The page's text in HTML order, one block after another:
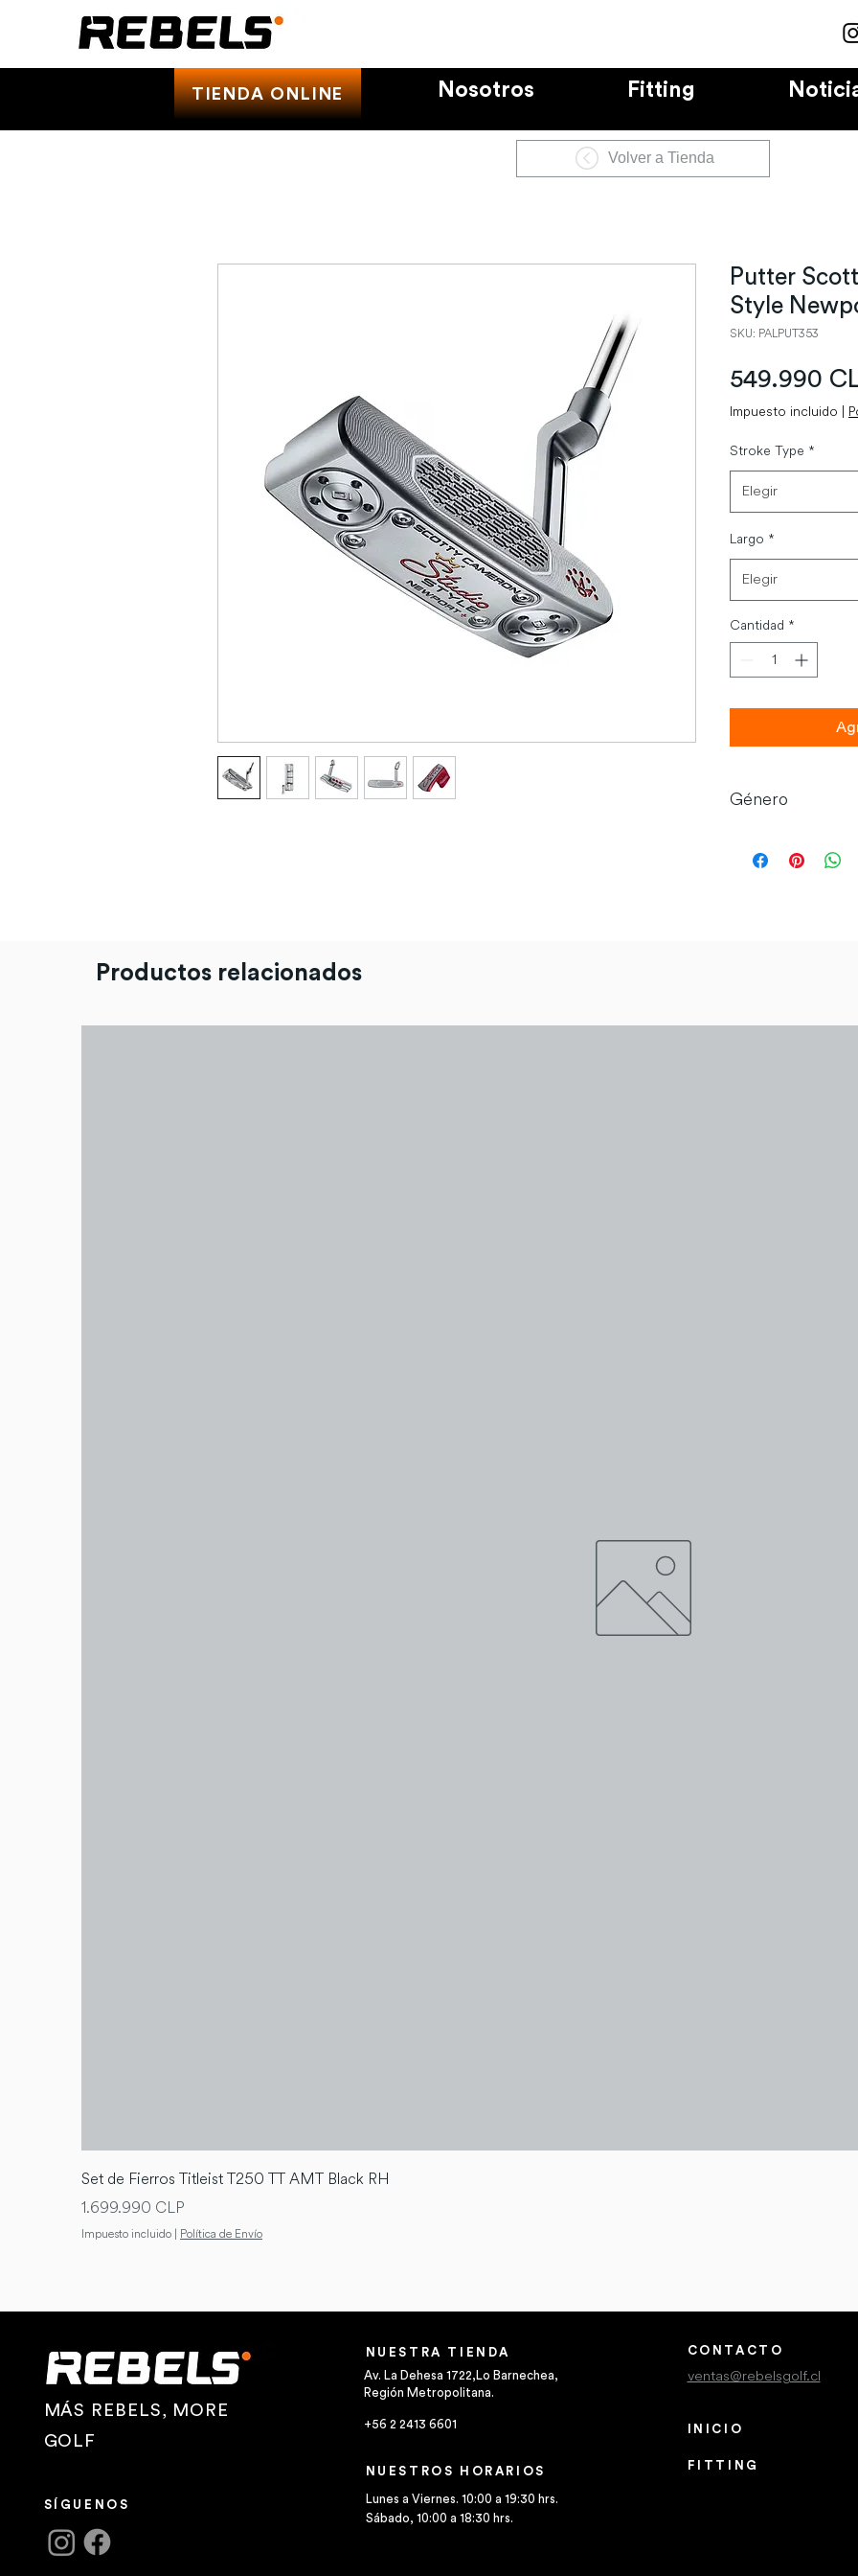
TIENDA ONLINE Nosotros Fitting
Putter
Style
SKU: PALPUT353
549.990
Impuesto incluido |
Stroke Type *
Elegir
Largo *
Elegir
Cantidad *
Género
Volver a Tienda
Productos relacionados
Set de Fierros Titleist T250 TT AMT Black RH
Precio
1.699.990 CLP
Impuesto incluido | Política de Envío
MÁS REBELS, MORE
GOLF
SÍGUENOS
NUESTRA TIENDA
Av. La Dehesa 1722,Lo Barnechea,
Región Metropolitana.
+56 2 2413 6601
NUESTROS HORARIOS
Lunes a Viernes. 10:00 a 19:30 hrs.
Sábado, 10:00 a 18:30 hrs.
CONTACTO
ventas@rebelsgolf.cl
INICIO
FITTING